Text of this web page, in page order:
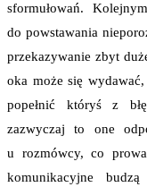
sformułowań.
do powstawania
przekazywanie zbyt
oka może się
popełnić któryś z
zazwyczaj to one
u rozmówcy, co
komunikacyjne